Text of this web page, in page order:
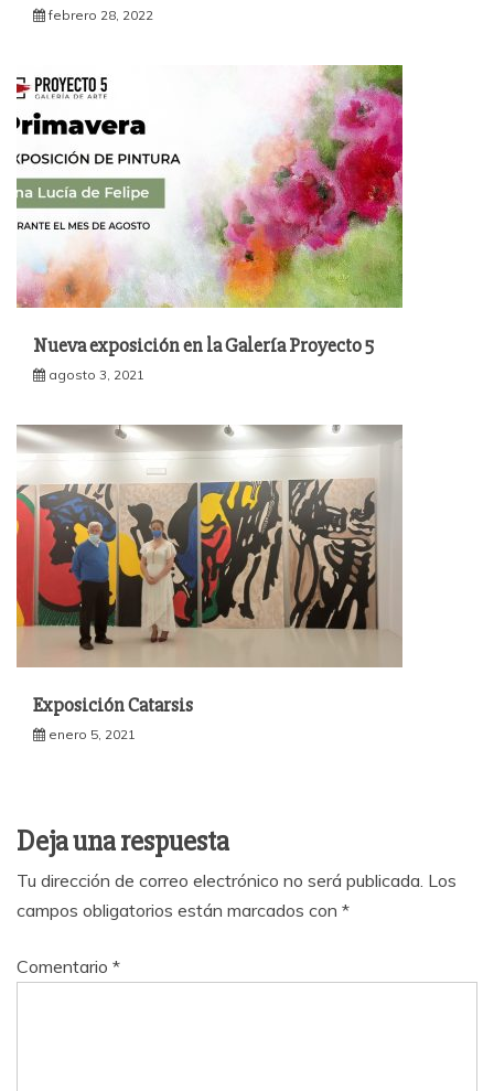
febrero 28, 2022
Nueva exposición en la Galería Proyecto 5
agosto 3, 2021
Exposición Catarsis
enero 5, 2021
Deja una respuesta
Tu dirección de correo electrónico no será publicada. Los
campos obligatorios están marcados con *
Comentario *